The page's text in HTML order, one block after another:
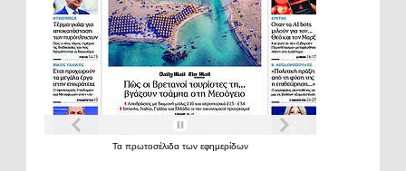
Τα πρωτοσέλιδα των εφημερίδων